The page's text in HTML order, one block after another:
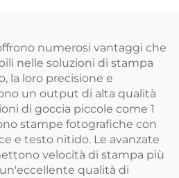
numerosi vantaggi che
nelle soluzioni di stampa
la loro precisione e
un output di alta qualità
di goccia piccole come 1
stampe fotografiche con
e testo nitido. Le avanzate
velocità di stampa più
qualità di